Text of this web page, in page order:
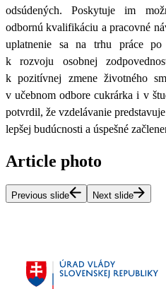
odsúdených. Poskytuje im
odbornú kvalifikáciu a pracovné
uplatnenie sa na trhu práce po
k rozvoju osobnej
k pozitívnej zmene životného
v učebnom odbore cukrárka i v
potvrdil, že vzdelávanie
lepšej budúcnosti a úspešné
Article photo
Previous slide Next slide